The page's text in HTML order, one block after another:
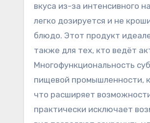
вкуса из-за интенсивного
легко дозируется и не
блюдо. Этот продукт
также для тех, кто ведёт
Многофункциональность
пищевой промышленности,
что расширяет
практически исключает